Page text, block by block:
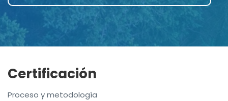
Certificación
Proceso y metodología